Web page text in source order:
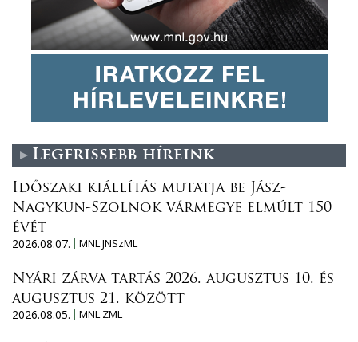
Legfrissebb híreink
Időszaki kiállítás mutatja be Jász-
Nagykun-Szolnok vármegye elmúlt 150
évét
2026.08.07.
MNL JNSzML
Nyári zárva tartás 2026. augusztus 10. és
augusztus 21. között
2026.08.05.
MNL ZML